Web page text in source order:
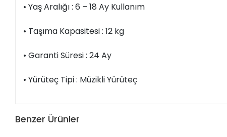
• Yaş Aralığı : 6 – 18 Ay Kullanım
• Taşıma Kapasitesi : 12 kg
• Garanti Süresi : 24 Ay
• Yürüteç Tipi : Müzikli Yürüteç
Benzer Ürünler